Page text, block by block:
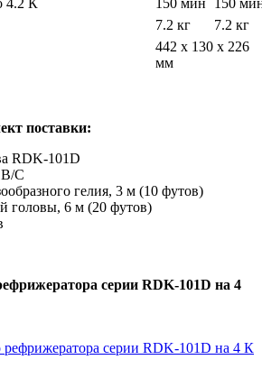
7.2 кг
7.2 кг
442 x 130 x 226
мм
поставки:
RDK-101D
C
гелия, 3 м (10 футов)
головы, 6 м (20 футов)
серии RDK-101D на 4